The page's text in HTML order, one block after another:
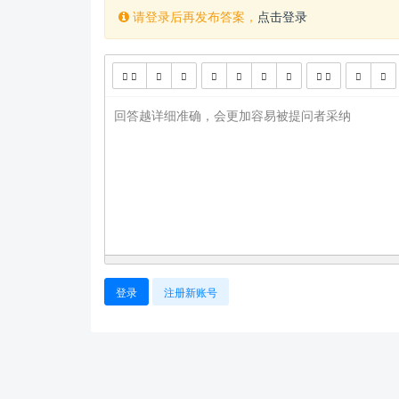
请登录后再发布答案， 点击登录
回答越详细准确，会更加容易被提问者采纳
登录 注册新账号